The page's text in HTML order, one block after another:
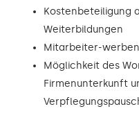
Kostenbeteiligung
Weiterbildungen
Mitarbeiter-
Möglichkeit des
Firmenunterkunft